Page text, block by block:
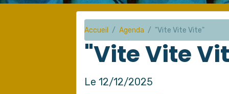
Accueil Agenda "Vite Vite Vite"
"Vite Vite
Le 12/12/2025